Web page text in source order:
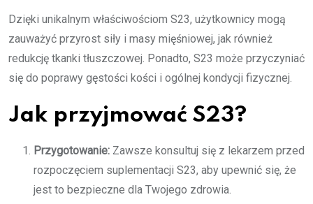
Dzięki unikalnym właściwościom S23, użytkownicy mogą
zauważyć przyrost siły i masy mięśniowej, jak również
redukcję tkanki tłuszczowej. Ponadto, S23 może przyczyniać
się do poprawy gęstości kości i ogólnej kondycji fizycznej.
Jak przyjmować S23?
Przygotowanie: Zawsze konsultuj się z lekarzem przed
rozpoczęciem suplementacji S23, aby upewnić się, że
jest to bezpieczne dla Twojego zdrowia.